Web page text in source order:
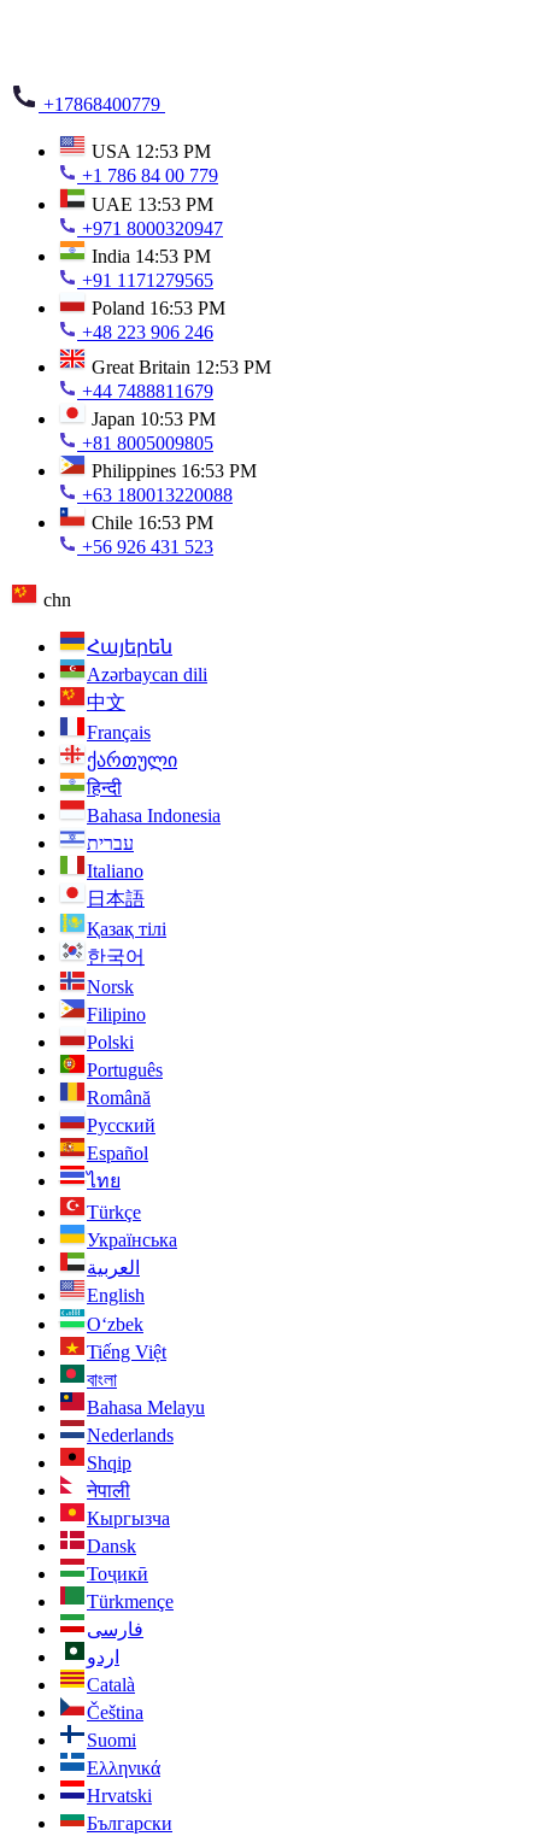
+17868400779
USA 12:53 PM
+1 786 84 00 779
UAE 13:53 PM
+971 8000320947
India 14:53 PM
+91 1171279565
Poland 16:53 PM
+48 223 906 246
Great Britain 12:53 PM
+44 7488811679
Japan 10:53 PM
+81 8005009805
Philippines 16:53 PM
+63 180013220088
Chile 16:53 PM
+56 926 431 523
chn
Հայերեն
Azərbaycan dili
中文
Français
ქართული
हिन्दी
Bahasa Indonesia
עברית
Italiano
日本語
Қазақ тілі
한국어
Norsk
Filipino
Polski
Português
Română
Русский
Español
ไทย
Türkçe
Українська
العربية
English
O‘zbek
Tiếng Việt
বাংলা
Bahasa Melayu
Nederlands
Shqip
नेपाली
Кыргызча
Dansk
Тоҷикӣ
Türkmençe
فارسی
اردو
Català
Čeština
Suomi
Ελληνικά
Hrvatski
Български